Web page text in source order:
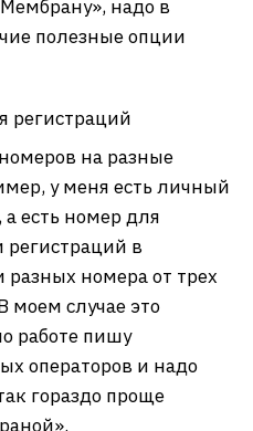
надо в
полезные опции
регистраций
на разные
у меня есть личный
а есть номер для
регистраций в
разных номера от трех
моем случае это
работе пишу
операторов и надо
гораздо проще